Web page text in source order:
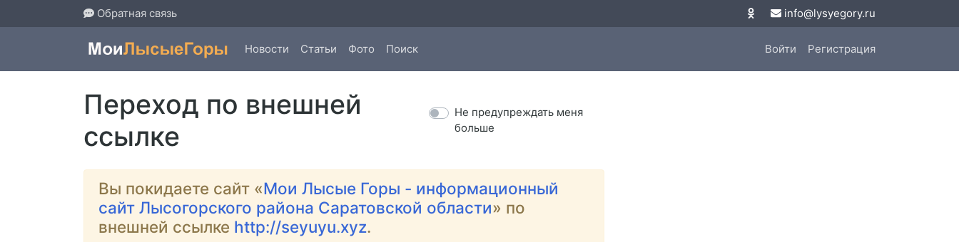
Обратная связь info@lysyegory.ru
Новости Статьи Фото Поиск Войти Регистрация
Переход по внешней
ссылке
Не предупреждать меня
больше
Вы покидаете сайт «Мои Лысые Горы - информационный
сайт Лысогорского района Саратовской области» по
внешней ссылке http://seyuyu.xyz.